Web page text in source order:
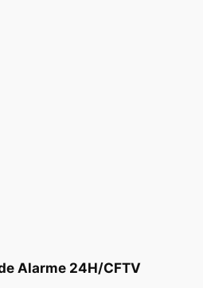
Alarme 24H/CFTV